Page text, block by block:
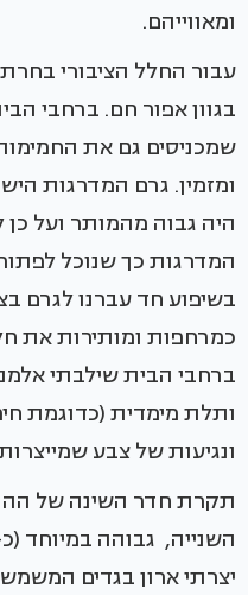
ומאווייהם.
עבור החלל הציבורי
בגוון אפור חם. ברחבי
שמכניסים גם את
ומזמין. גרם המדרגות
היה גבוה מהמותר ועל כן
המדרגות כך שנוכל
כמרחפות ומותירות את
ברחבי הבית שילבתי
ותלת מימדית (כדוגמת
ונגיעות של צבע
תקרת חדר השינה של
יצרתי ארון בגדים